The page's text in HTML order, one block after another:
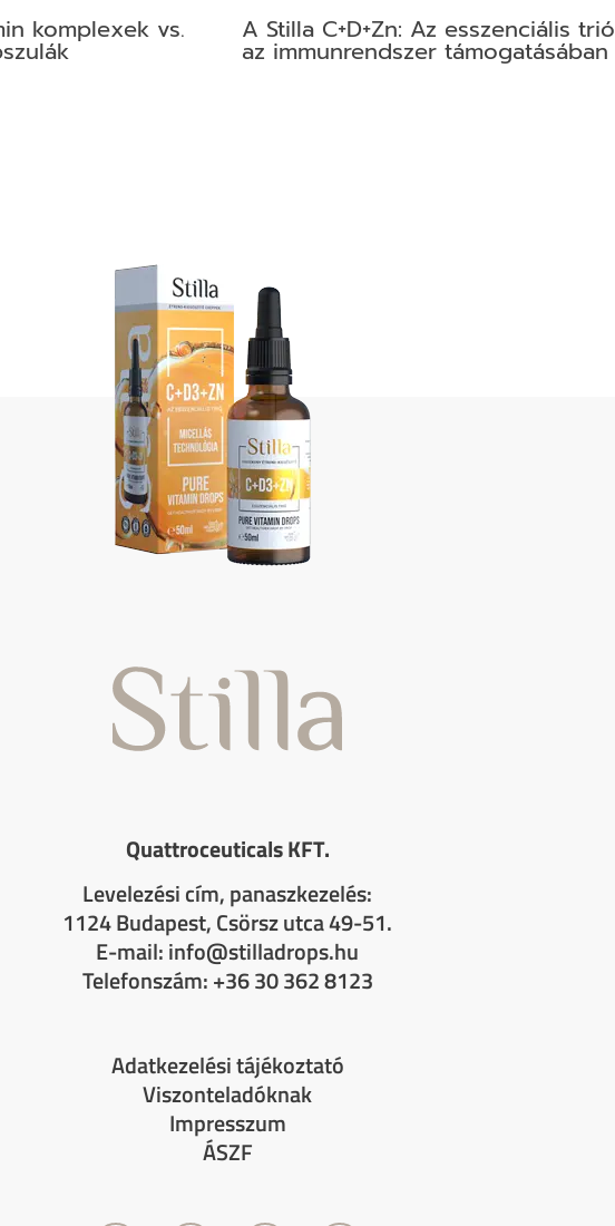
komplexek vs. A Stilla C+D+Zn: Az esszenciális trió
az immunrendszer támogatásában
Quattroceuticals KFT.
Levelezési cím, panaszkezelés:
1124 Budapest, Csörsz utca 49-51.
E-mail:info@stilladrops.hu
Telefonszám: +36 30 362 8123
Adatkezelési tájékoztató
Viszonteladóknak
Impresszum
ÁSZF